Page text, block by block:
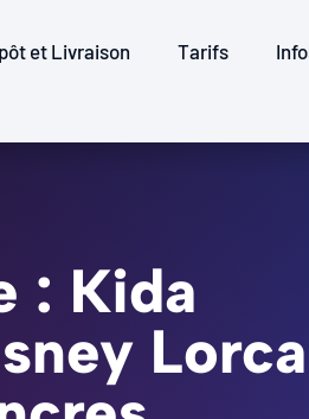
et Livraison Tarifs
: Kida